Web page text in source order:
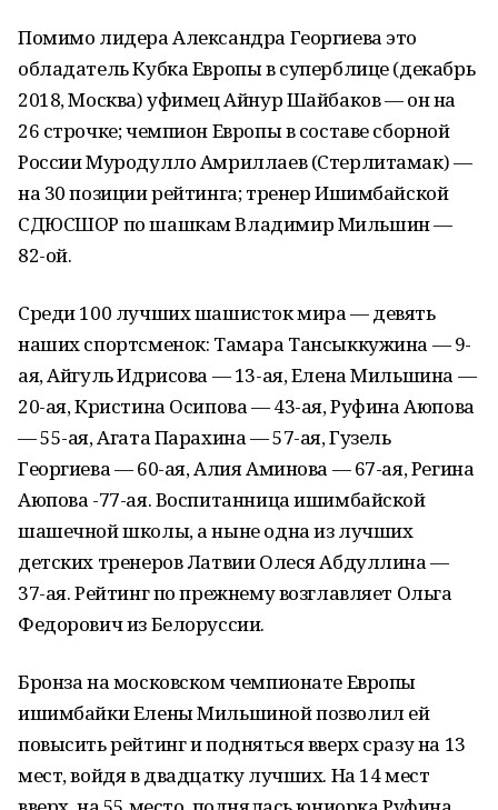
Помимо лидера Александра Георгиева это
обладатель Кубка Европы в суперблице (декабрь
2018, Москва) уфимец Айнур Шайбаков — он на
26 строчке; чемпион Европы в составе сборной
России Муродулло Амриллаев (Стерлитамак) —
на 30 позиции рейтинга; тренер Ишимбайской
СДЮСШОР по шашкам Владимир Мильшин —
82-ой.
Среди 100 лучших шашисток мира — девять
наших спортсменок: Тамара Тансыккужина — 9-
ая, Айгуль Идрисова — 13-ая, Елена Мильшина —
20-ая, Кристина Осипова — 43-ая, Руфина Аюпова
— 55-ая, Агата Парахина — 57-ая, Гузель
Георгиева — 60-ая, Алия Аминова — 67-ая, Регина
Аюпова -77-ая. Воспитанница ишимбайской
шашечной школы, а ныне одна из лучших
детских тренеров Латвии Олеся Абдуллина —
37-ая. Рейтинг по прежнему возглавляет Ольга
Федорович из Белоруссии.
Бронза на московском чемпионате Европы
ишимбайки Елены Мильшиной позволил ей
повысить рейтинг и подняться вверх сразу на 13
мест, войдя в двадцатку лучших. На 14 мест